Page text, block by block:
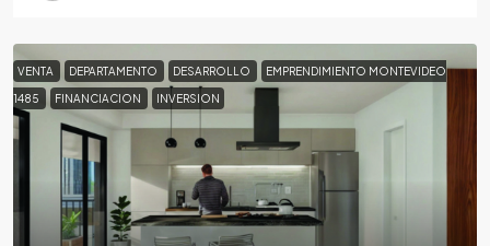
VENTA DEPARTAMENTO DESARROLLO EMPRENDIMIENTO MONTEVIDEO
1485 FINANCIACION INVERSION